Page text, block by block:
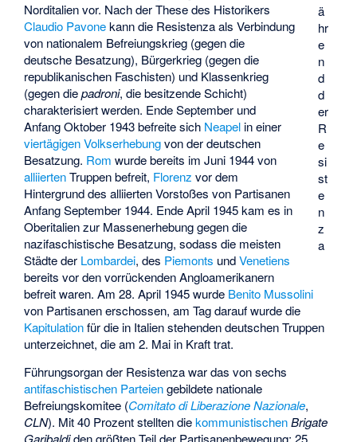
ä
hr
e
n
d
d
er
R
e
si
st
e
n
z
a
Norditalien vor. Nach der These des Historikers
Claudio Pavonekann die Resistenza als Verbindung
von nationalem Befreiungskrieg (gegen die
deutsche Besatzung), Bürgerkrieg (gegen die
republikanischen Faschisten) und Klassenkrieg
(gegen diepadroni, die besitzende Schicht)
charakterisiert werden. Ende September und
Anfang Oktober 1943 befreite sich Neapel in einer
viertägigen Volkserhebungvon der deutschen
Besatzung. Rom wurde bereits im Juni 1944 von
alliiertenTruppen befreit, Florenz vor dem
Hintergrund des alliierten Vorstoßes von Partisanen
Anfang September 1944. Ende April 1945 kam es in
Oberitalien zur Massenerhebung gegen die
nazifaschistische Besatzung, sodass die meisten
Städte der Lombardei, des Piemonts undVenetiens
bereits vor den vorrückenden Angloamerikanern
befreit waren. Am 28. April 1945 wurde Benito Mussolini
von Partisanen erschossen, am Tag darauf wurde die
Kapitulationfür die in Italien stehenden deutschen Truppen
unterzeichnet, die am 2. Mai in Kraft trat.
Führungsorgan der Resistenza war das von sechs
antifaschistischen Parteiengebildete nationale
Befreiungskomitee (Comitato di Liberazione Nazionale,
CLN). Mit 40 Prozent stellten diekommunistischen Brigate
Garibaldiden größten Teil der Partisanenbewegung; 25